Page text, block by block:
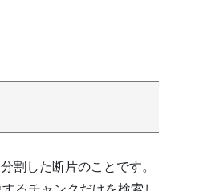
割した断片のことです。